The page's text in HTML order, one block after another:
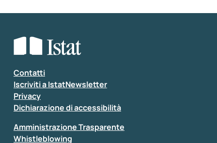
Contatti
Iscriviti a IstatNewsletter
Privacy
Dichiarazione di accessibilità
Amministrazione Trasparente
Whistleblowing